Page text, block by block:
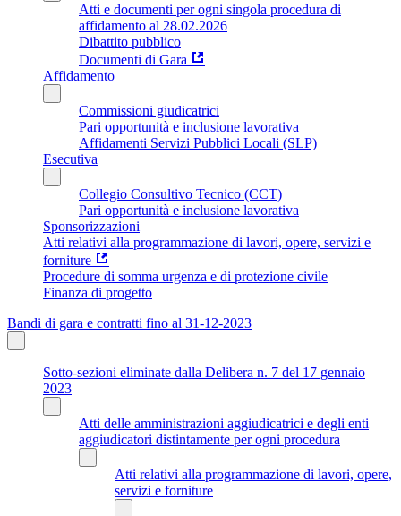
Atti e documenti per ogni singola procedura di
affidamento al 28.02.2026
Dibattito pubblico
Documenti di Gara
Affidamento
Commissioni giudicatrici
Pari opportunità e inclusione lavorativa
Affidamenti Servizi Pubblici Locali (SLP)
Esecutiva
Collegio Consultivo Tecnico (CCT)
Pari opportunità e inclusione lavorativa
Sponsorizzazioni
Atti relativi alla programmazione di lavori, opere, servizi e
forniture
Procedure di somma urgenza e di protezione civile
Finanza di progetto
Bandi di gara e contratti fino al 31-12-2023
Sotto-sezioni eliminate dalla Delibera n. 7 del 17 gennaio
2023
Atti delle amministrazioni aggiudicatrici e degli enti
aggiudicatori distintamente per ogni procedura
Atti relativi alla programmazione di lavori, opere,
servizi e forniture